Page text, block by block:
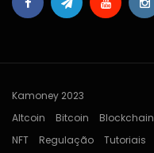
Kamoney 2023
Altcoin
Bitcoin Blockchain
NFT
Regulação Tutoriais